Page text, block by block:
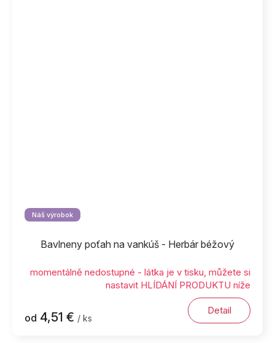
Náš výrobok
Bavlneny poťah na vankúš - Herbár béžový
momentálně nedostupné - látka je v tisku, můžete si
nastavit HLÍDÁNÍ PRODUKTU níže
od 4,51 € / ks
Detail